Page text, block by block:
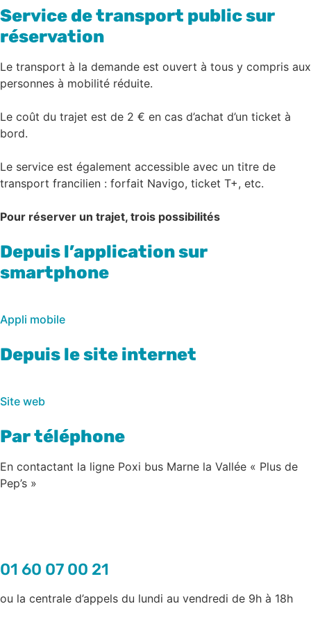
Service de transport public sur
réservation
Le transport à la demande est ouvert à tous y compris aux
personnes à mobilité réduite.
Le coût du trajet est de 2 € en cas d’achat d’un ticket à
bord.
Le service est également accessible avec un titre de
transport francilien : forfait Navigo, ticket T+, etc.
Pour réserver un trajet, trois possibilités
Depuis l’application sur
smartphone
Appli mobile
Depuis le site internet
Site web
Par téléphone
En contactant la ligne Poxi bus Marne la Vallée « Plus de
Pep’s »
01 60 07 00 21
ou la centrale d’appels du lundi au vendredi de 9h à 18h